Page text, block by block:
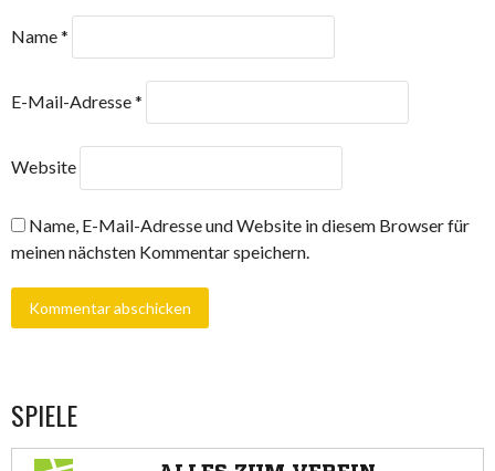
Name*
E-Mail-Adresse*
Website
Name, E-Mail-Adresse und Website in diesem Browser für
meinen nächsten Kommentar speichern.
SPIELE